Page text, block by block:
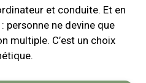
et conduite. Et en
personne ne devine que
multiple. C’est un choix